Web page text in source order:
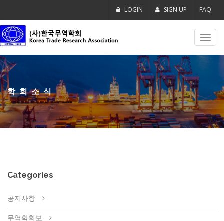
LOGIN SIGN UP FAQ
학회소식
Categories
공지사항
무역학회보